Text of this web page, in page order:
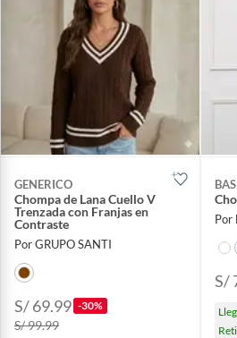
GENERICO
Chompa de Lana Cuello V
Trenzada con Franjas en
Contraste
Por GRUPO SANTI
S/ 69.99 -30%
S/ 99.99
Por
S/